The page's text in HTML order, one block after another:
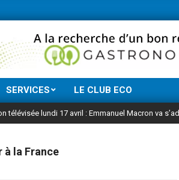
Ne
SERVICES LE CLUB ECO
télévisée lundi 17 avril : Emmanuel Macron va
à la France